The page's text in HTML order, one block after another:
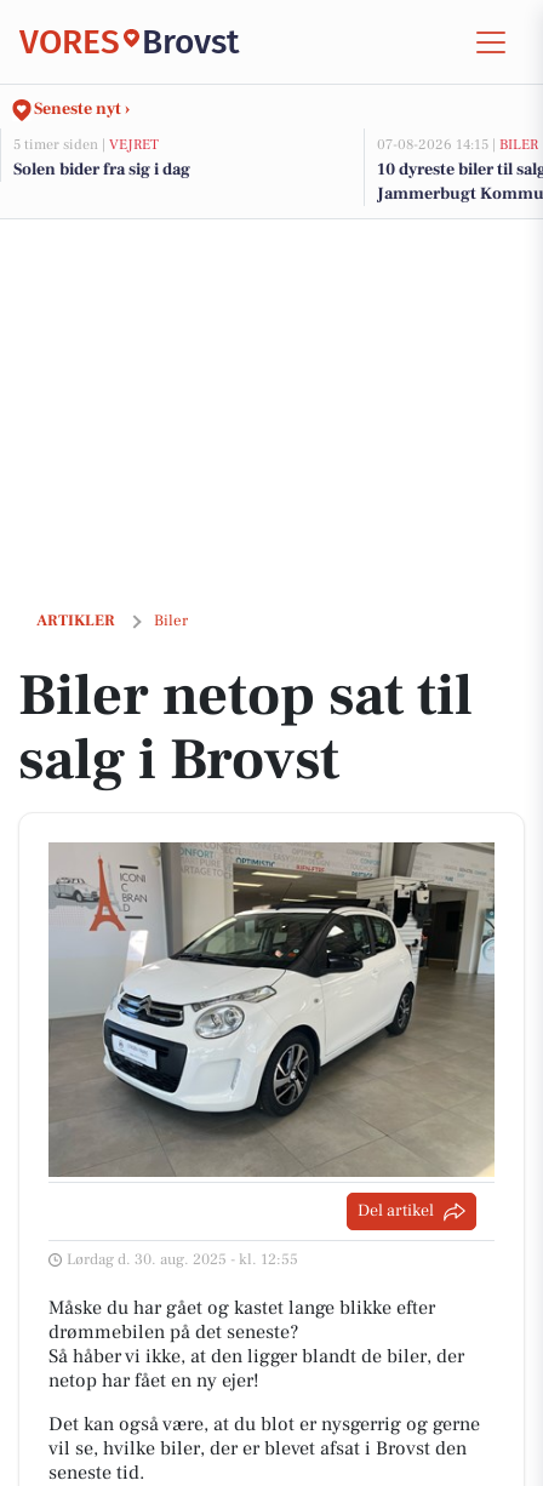
VORES Brovst
Seneste nyt ›
5 timer siden | VEJRET
Solen bider fra sig i dag
07-08-2026 14:15 | BILER
10 dyreste biler til
Jammerbugt
ARTIKLER Biler
Biler netop sat til salg i Brovst
Biler netop sat til
salg i Brovst
Del artikel
Lørdag d. 30. aug. 2025 - kl. 12:55
Måske du har gået og kastet lange blikke efter
drømmebilen på det seneste?
Så håber vi ikke, at den ligger blandt de biler, der
netop har fået en ny ejer!
Det kan også være, at du blot er nysgerrig og gerne
vil se, hvilke biler, der er blevet afsat i Brovst den
seneste tid.